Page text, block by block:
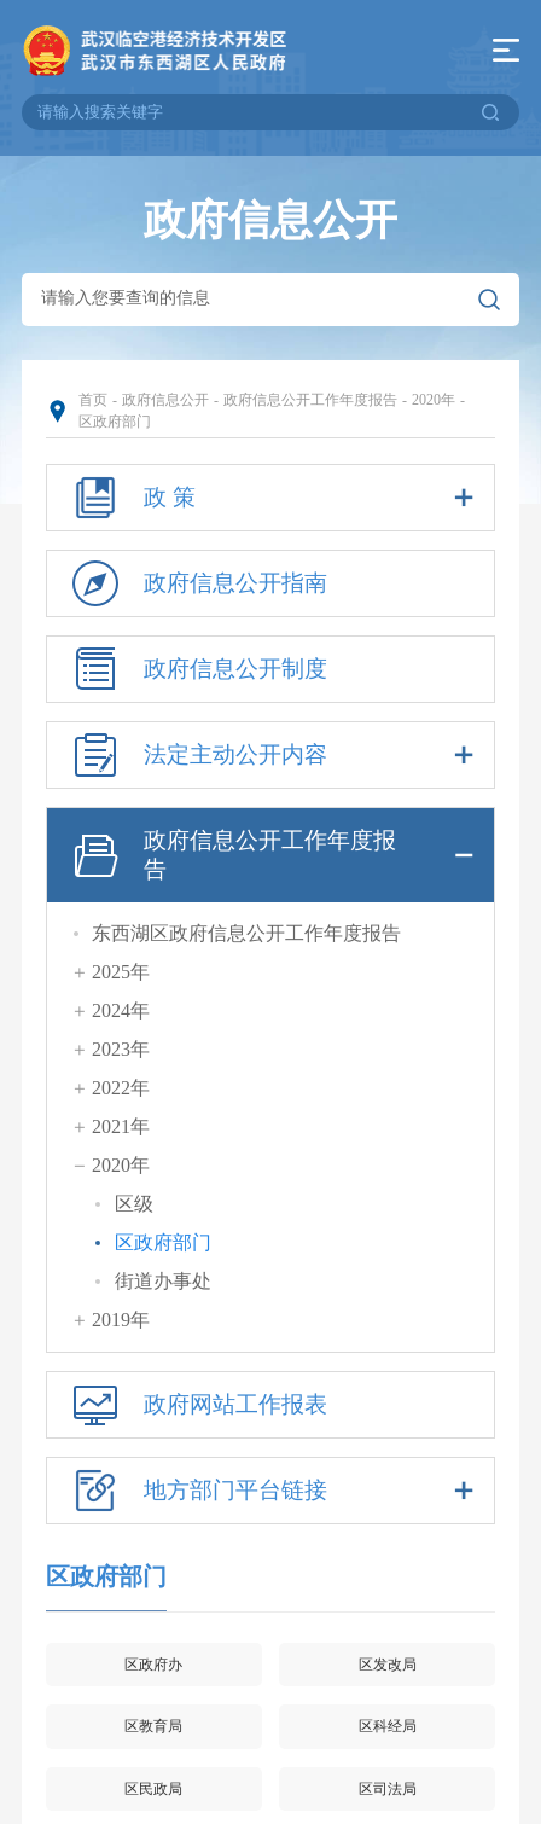
政府信息公开
首页 - 政府信息公开 - 政府信息公开工作年度报告 - 2020年 -
区政府部门
政 策
政府信息公开指南
政府信息公开制度
法定主动公开内容
政府信息公开工作年度报
告
东西湖区政府信息公开工作年度报告
2025年
2024年
2023年
2022年
2021年
2020年
区级
区政府部门
街道办事处
2019年
政府网站工作报表
地方部门平台链接
区政府部门
区政府办 区发改局
区教育局 区科经局
区民政局 区司法局